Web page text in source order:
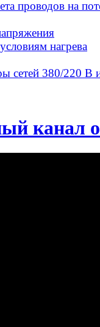
проводов на
нагрева
сетей 380/220 В
канал